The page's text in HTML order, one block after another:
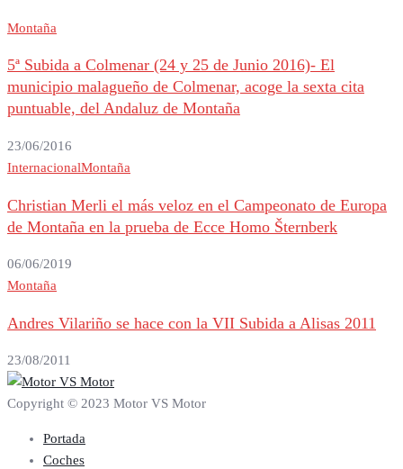
Montaña
5ª Subida a Colmenar (24 y 25 de Junio 2016)- El
municipio malagueño de Colmenar, acoge la sexta cita
puntuable, del Andaluz de Montaña
23/06/2016
InternacionalMontaña
Christian Merli el más veloz en el Campeonato de Europa
de Montaña en la prueba de Ecce Homo Šternberk
06/06/2019
Montaña
Andres Vilariño se hace con la VII Subida a Alisas 2011
23/08/2011
Copyright © 2023 Motor VS Motor
Portada
Coches